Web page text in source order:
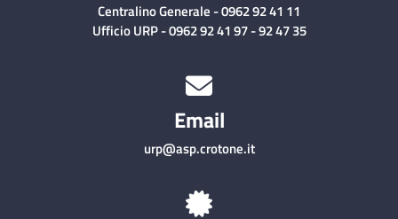
Centralino Generale - 0962 92 41 11
Ufficio URP - 0962 92 41 97 - 92 47 35
Email
urp@asp.crotone.it